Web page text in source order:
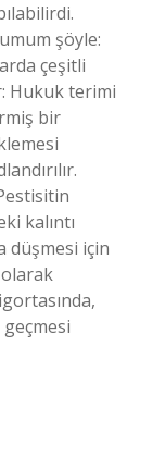
şöyle:
çeşitli
Hukuk terimi
bir
kalıntı
düşmesi için